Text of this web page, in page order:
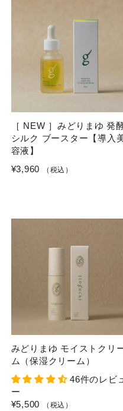
［ NEW ］みどりまゆ 発
シルク ブースター【導入
容液】
¥3,960
（税込）
みどりまゆ モイストクリ
ム（保湿クリーム）
46件のレビ
ー
¥5,500
（税込）